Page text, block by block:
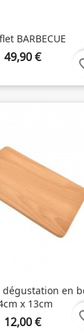
BARBECUE
49,90 €
dégustation en
x 13cm
12,00 €